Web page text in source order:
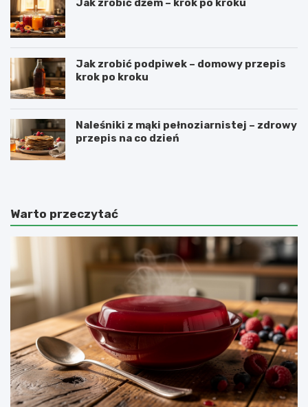
Jak zrobić dżem – krok po kroku
Jak zrobić podpiwek – domowy przepis
krok po kroku
Naleśniki z mąki pełnoziarnistej – zdrowy
przepis na co dzień
Warto przeczytać